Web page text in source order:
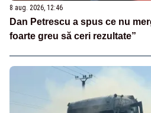
8 aug. 2026, 12:46
Dan Petrescu a spus ce nu
foarte greu să ceri rezultate”